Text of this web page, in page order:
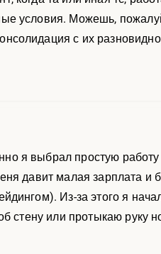
условия. Можешь,
с их
я выбрал простую
давит малая зарплата и
Из-за этого я
стену или протыкаю руку